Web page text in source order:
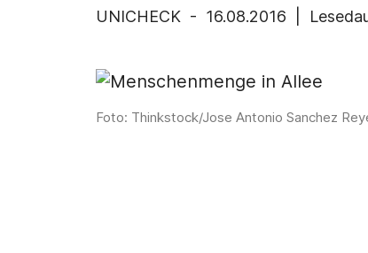
UNICHECK - 16.08.2016 |
Foto: Thinkstock/Jose Antonio Sanchez